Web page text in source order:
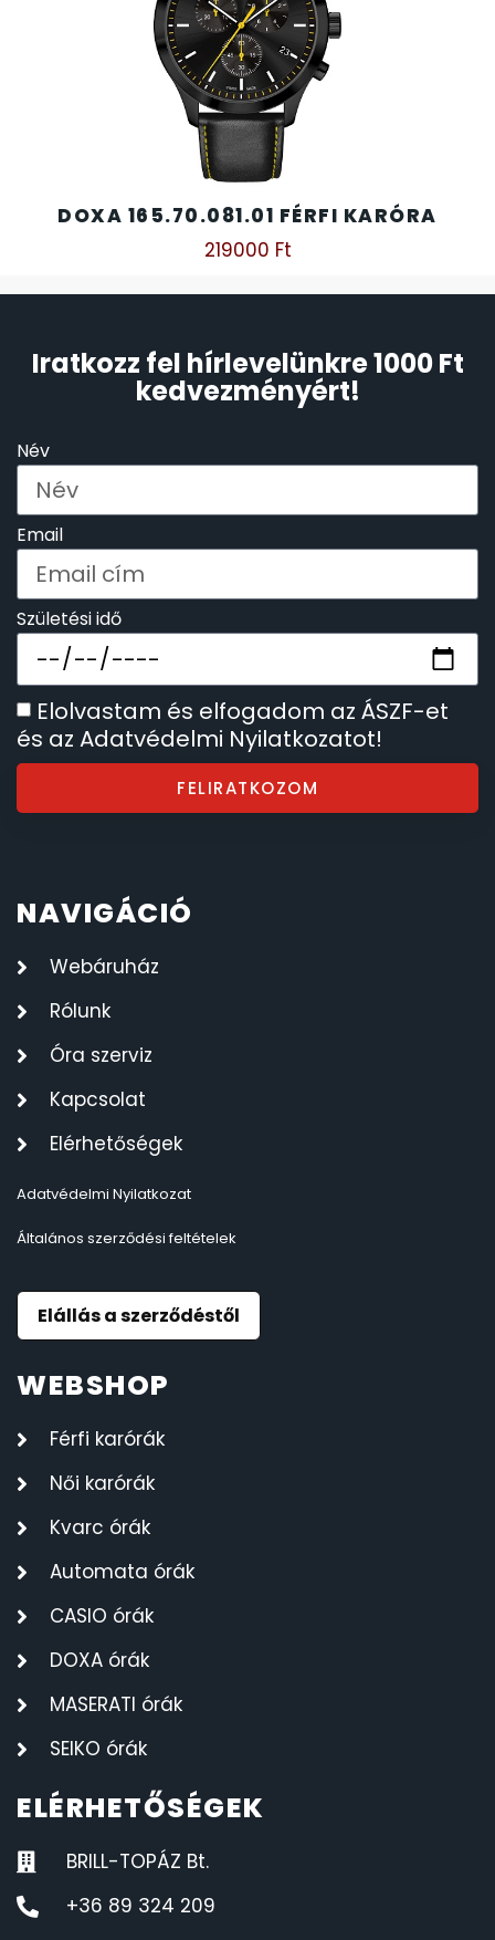
DOXA 165.70.081.01 FÉRFI KARÓRA
219000 Ft
Iratkozz fel hírlevelünkre 1000 Ft
kedvezményért!
Név
Email
Születési idő
Elolvastam és elfogadom az ÁSZF-et
és az Adatvédelmi Nyilatkozatot!
FELIRATKOZOM
NAVIGÁCIÓ
Webáruház
Rólunk
Óra szerviz
Kapcsolat
Elérhetőségek
Adatvédelmi Nyilatkozat
Általános szerződési feltételek
Elállás a szerződéstől
WEBSHOP
Férfi karórák
Női karórák
Kvarc órák
Automata órák
CASIO órák
DOXA órák
MASERATI órák
SEIKO órák
ELÉRHETŐSÉGEK
BRILL-TOPÁZ Bt.
+36 89 324 209